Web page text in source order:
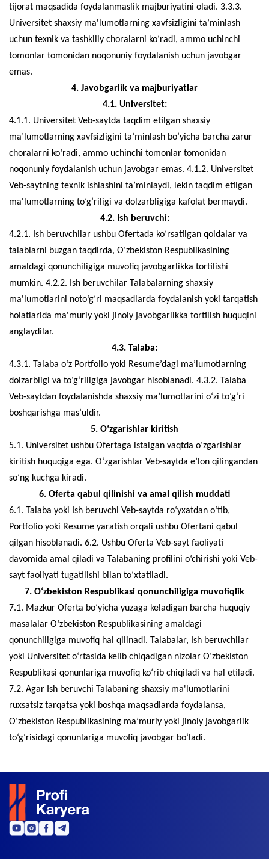
tijorat maqsadida foydalanmaslik majburiyatini oladi. 3.3.3.
Universitet shaxsiy ma'lumotlarning xavfsizligini ta’minlash
uchun texnik va tashkiliy choralarni ko‘radi, ammo uchinchi
tomonlar tomonidan noqonuniy foydalanish uchun javobgar
emas.
4. Javobgarlik va majburiyatlar
4.1. Universitet:
4.1.1. Universitet Veb-saytda taqdim etilgan shaxsiy
ma’lumotlarning xavfsizligini ta’minlash bo‘yicha barcha zarur
choralarni ko‘radi, ammo uchinchi tomonlar tomonidan
noqonuniy foydalanish uchun javobgar emas. 4.1.2. Universitet
Veb-saytning texnik ishlashini ta’minlaydi, lekin taqdim etilgan
ma'lumotlarning to‘g‘riligi va dolzarbligiga kafolat bermaydi.
4.2. Ish beruvchi:
4.2.1. Ish beruvchilar ushbu Ofertada ko‘rsatilgan qoidalar va
talablarni buzgan taqdirda, O‘zbekiston Respublikasining
amaldagi qonunchiligiga muvofiq javobgarlikka tortilishi
mumkin. 4.2.2. Ish beruvchilar Talabalarning shaxsiy
ma'lumotlarini noto‘g‘ri maqsadlarda foydalanish yoki tarqatish
holatlarida ma'muriy yoki jinoiy javobgarlikka tortilish huquqini
anglaydilar.
4.3. Talaba:
4.3.1. Talaba o‘z Portfolio yoki Resume’dagi ma’lumotlarning
dolzarbligi va to‘g‘riligiga javobgar hisoblanadi. 4.3.2. Talaba
Veb-saytdan foydalanishda shaxsiy ma’lumotlarini o‘zi to‘g‘ri
boshqarishga mas’uldir.
5. O‘zgarishlar kiritish
5.1. Universitet ushbu Ofertaga istalgan vaqtda o‘zgarishlar
kiritish huquqiga ega. O‘zgarishlar Veb-saytda e’lon qilingandan
so‘ng kuchga kiradi.
6. Oferta qabul qilinishi va amal qilish muddati
6.1. Talaba yoki Ish beruvchi Veb-saytda ro‘yxatdan o‘tib,
Portfolio yoki Resume yaratish orqali ushbu Ofertani qabul
qilgan hisoblanadi. 6.2. Ushbu Oferta Veb-sayt faoliyati
davomida amal qiladi va Talabaning profilini o‘chirishi yoki Veb-
sayt faoliyati tugatilishi bilan to‘xtatiladi.
7. O‘zbekiston Respublikasi qonunchiligiga muvofiqlik
7.1. Mazkur Oferta bo‘yicha yuzaga keladigan barcha huquqiy
masalalar O‘zbekiston Respublikasining amaldagi
qonunchiligiga muvofiq hal qilinadi. Talabalar, Ish beruvchilar
yoki Universitet o‘rtasida kelib chiqadigan nizolar O‘zbekiston
Respublikasi qonunlariga muvofiq ko‘rib chiqiladi va hal etiladi.
7.2. Agar Ish beruvchi Talabaning shaxsiy ma'lumotlarini
ruxsatsiz tarqatsa yoki boshqa maqsadlarda foydalansa,
O‘zbekiston Respublikasining ma’muriy yoki jinoiy javobgarlik
to‘g‘risidagi qonunlariga muvofiq javobgar bo‘ladi.